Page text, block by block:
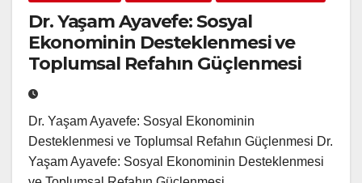
Dr. Yaşam Ayavefe: Sosyal
Ekonominin Desteklenmesi ve
Toplumsal Refahın Güçlenmesi
Dr. Yaşam Ayavefe: Sosyal Ekonominin
Desteklenmesi ve Toplumsal Refahın Güçlenmesi Dr.
Yaşam Ayavefe: Sosyal Ekonominin Desteklenmesi